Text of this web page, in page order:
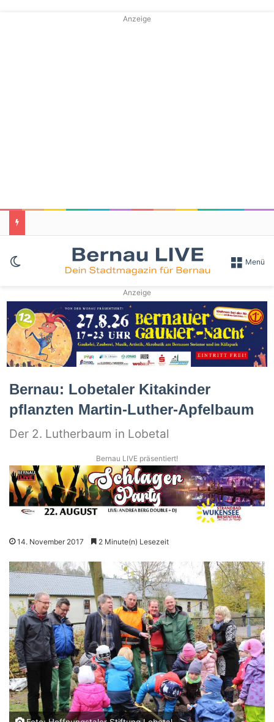
Anzeige
Skin umschalten Menü
Anzeige
Bernau: Lobetaler Kitakinder
pflanzten Martin-Luther-Apfelbaum
Der 2. Lutherbaum in Lobetal
Bernau LIVE präsentiert!
14. November 2017 2 Minute(n) Lesezeit